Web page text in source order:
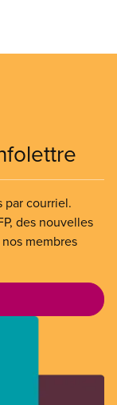
par courriel.
des nouvelles
membres